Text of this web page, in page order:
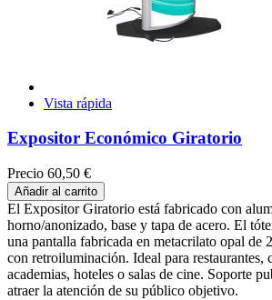
Vista rápida
Expositor Económico Giratorio
Precio 60,50 €
Añadir al carrito
El Expositor Giratorio está fabricado con
horno/anonizado, base y tapa de acero. El
una pantalla fabricada en metacrilato opal de
con retroiluminación. Ideal para restaurantes,
academias, hoteles o salas de cine. Soporte
atraer la atención de su público objetivo.